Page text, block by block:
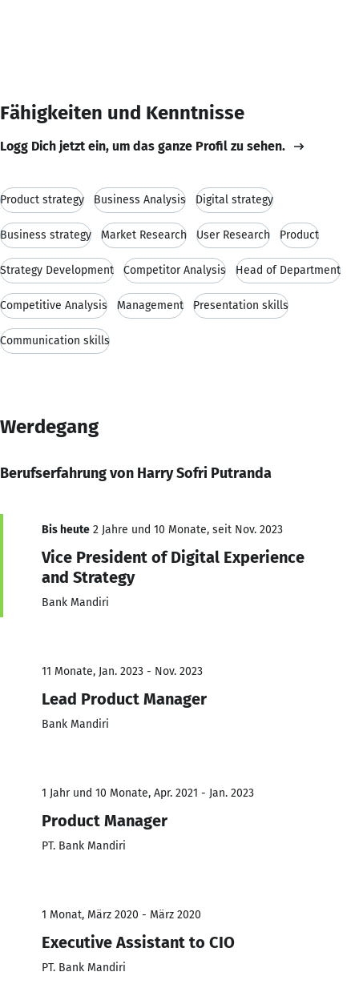
Fähigkeiten und Kenntnisse
Logg Dich jetzt ein, um das ganze Profil zu sehen.
Product strategy Business Analysis Digital strategy
Business strategy Market Research User Research Product
Strategy Development Competitor Analysis Head of Department
Competitive Analysis Management Presentation skills
Communication skills
Werdegang
Berufserfahrung von Harry Sofri Putranda
Bis heute 2 Jahre und 10 Monate, seit Nov. 2023
Vice President of Digital Experience
and Strategy
Bank Mandiri
11 Monate, Jan. 2023 - Nov. 2023
Lead Product Manager
Bank Mandiri
1 Jahr und 10 Monate, Apr. 2021 - Jan. 2023
Product Manager
PT. Bank Mandiri
1 Monat, März 2020 - März 2020
Executive Assistant to CIO
PT. Bank Mandiri